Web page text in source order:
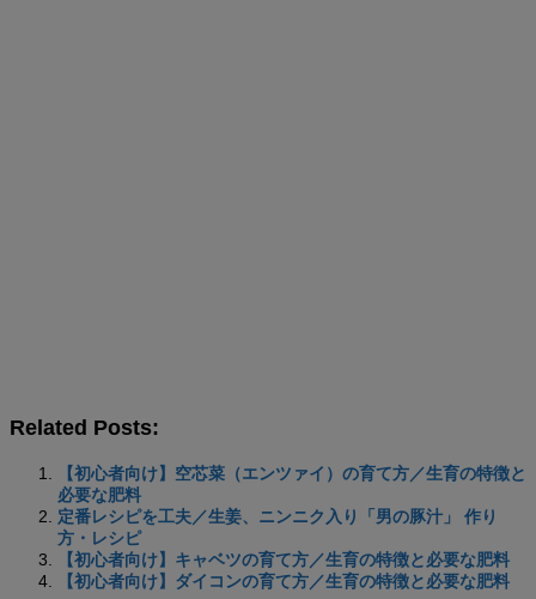
Related Posts:
【初心者向け】空芯菜（エンツァイ）の育て方／生育の特徴と
必要な肥料
定番レシピを工夫／生姜、ニンニク入り「男の豚汁」 作り
方・レシピ
【初心者向け】キャベツの育て方／生育の特徴と必要な肥料
【初心者向け】ダイコンの育て方／生育の特徴と必要な肥料